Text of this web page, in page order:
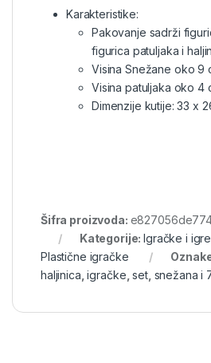
Karakteristike:
Pakovanje sadrži
figurica patuljaka i
Visina Snežane oko 9
Visina patuljaka oko 4
Dimenzije kutije: 33 x
Šifra proizvoda:
Kategorije:Igračke i
Plastične igračke
haljinica ,igračke ,set, snežana i